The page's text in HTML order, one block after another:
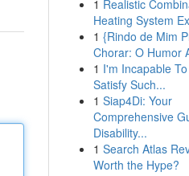
1 Realistic
Heating System
1 {Rindo de Mim
Chorar: O Humor
1 I'm Incapable
Satisfy Such...
1 Siap4Di: Your
Comprehensive
Disability...
1 Search Atlas
Worth the Hype?